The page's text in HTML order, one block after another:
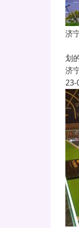
济
划
济
23-